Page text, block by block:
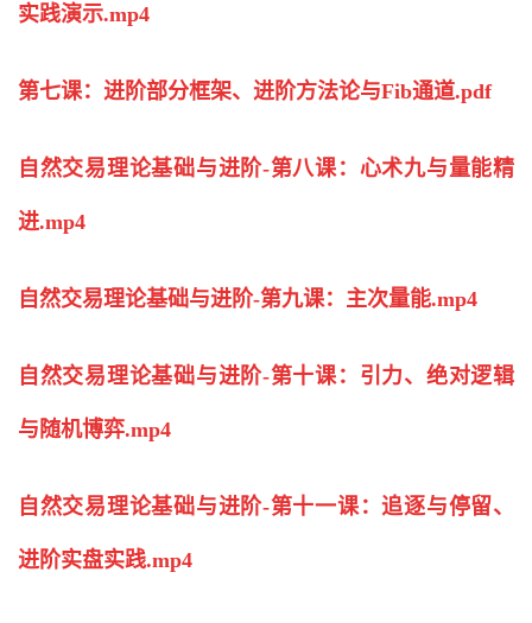
实践演示.mp4
第七课：进阶部分框架、进阶方法论与Fib通道.pdf
自然交易理论基础与进阶-第八课：心术九与量能精
进.mp4
自然交易理论基础与进阶-第九课：主次量能.mp4
自然交易理论基础与进阶-第十课：引力、绝对逻辑
与随机博弈.mp4
自然交易理论基础与进阶-第十一课：追逐与停留、
进阶实盘实践.mp4